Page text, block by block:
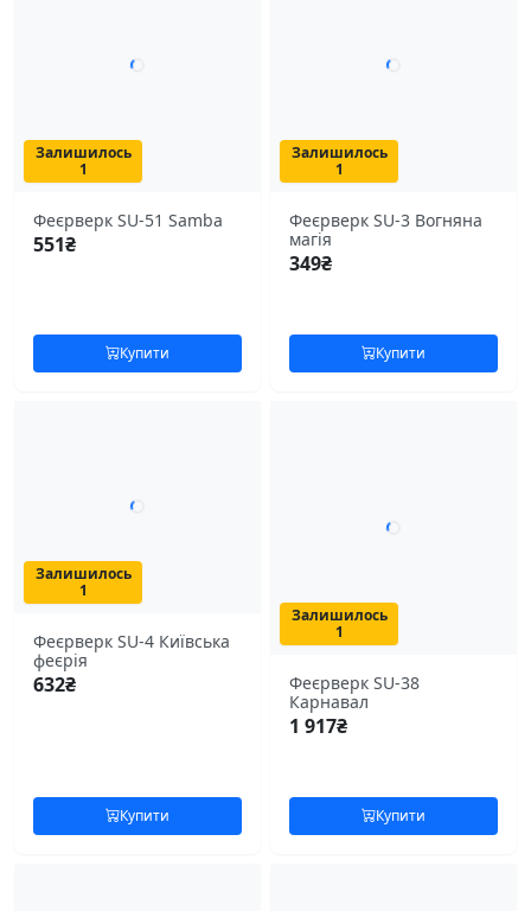
Залишилось
1
Феєрверк SU-51 Samba
551₴
Купити
Залишилось
1
Феєрверк SU-3 Вогняна
магія
349₴
Купити
Залишилось
1
Феєрверк SU-4 Київська
феєрія
632₴
Купити
Залишилось
1
Феєрверк SU-38
Карнавал
1 917₴
Купити